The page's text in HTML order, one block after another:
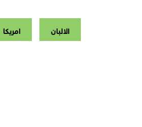
الالبان امريكا